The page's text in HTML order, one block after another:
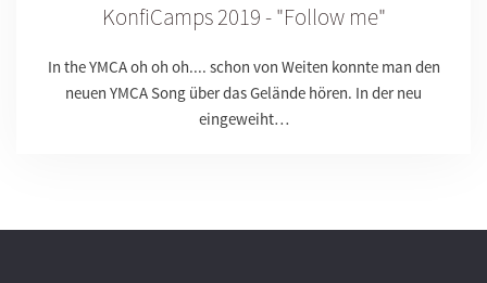
KonfiCamps 2019 - "Follow me"
In the YMCA oh oh oh.... schon von Weiten konnte man den
neuen YMCA Song über das Gelände hören. In der neu
eingeweiht…